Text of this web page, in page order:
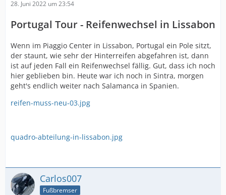
28. Juni 2022 um 23:54
Portugal Tour - Reifenwechsel in Lissabon
Wenn im Piaggio Center in Lissabon, Portugal ein Pole sitzt,
der staunt, wie sehr der Hinterreifen abgefahren ist, dann
ist auf jeden Fall ein Reifenwechsel fällig. Gut, dass ich noch
hier geblieben bin. Heute war ich noch in Sintra, morgen
geht's endlich weiter nach Salamanca in Spanien.
reifen-muss-neu-03.jpg
quadro-abteilung-in-lissabon.jpg
Carlos007
Fußbremser